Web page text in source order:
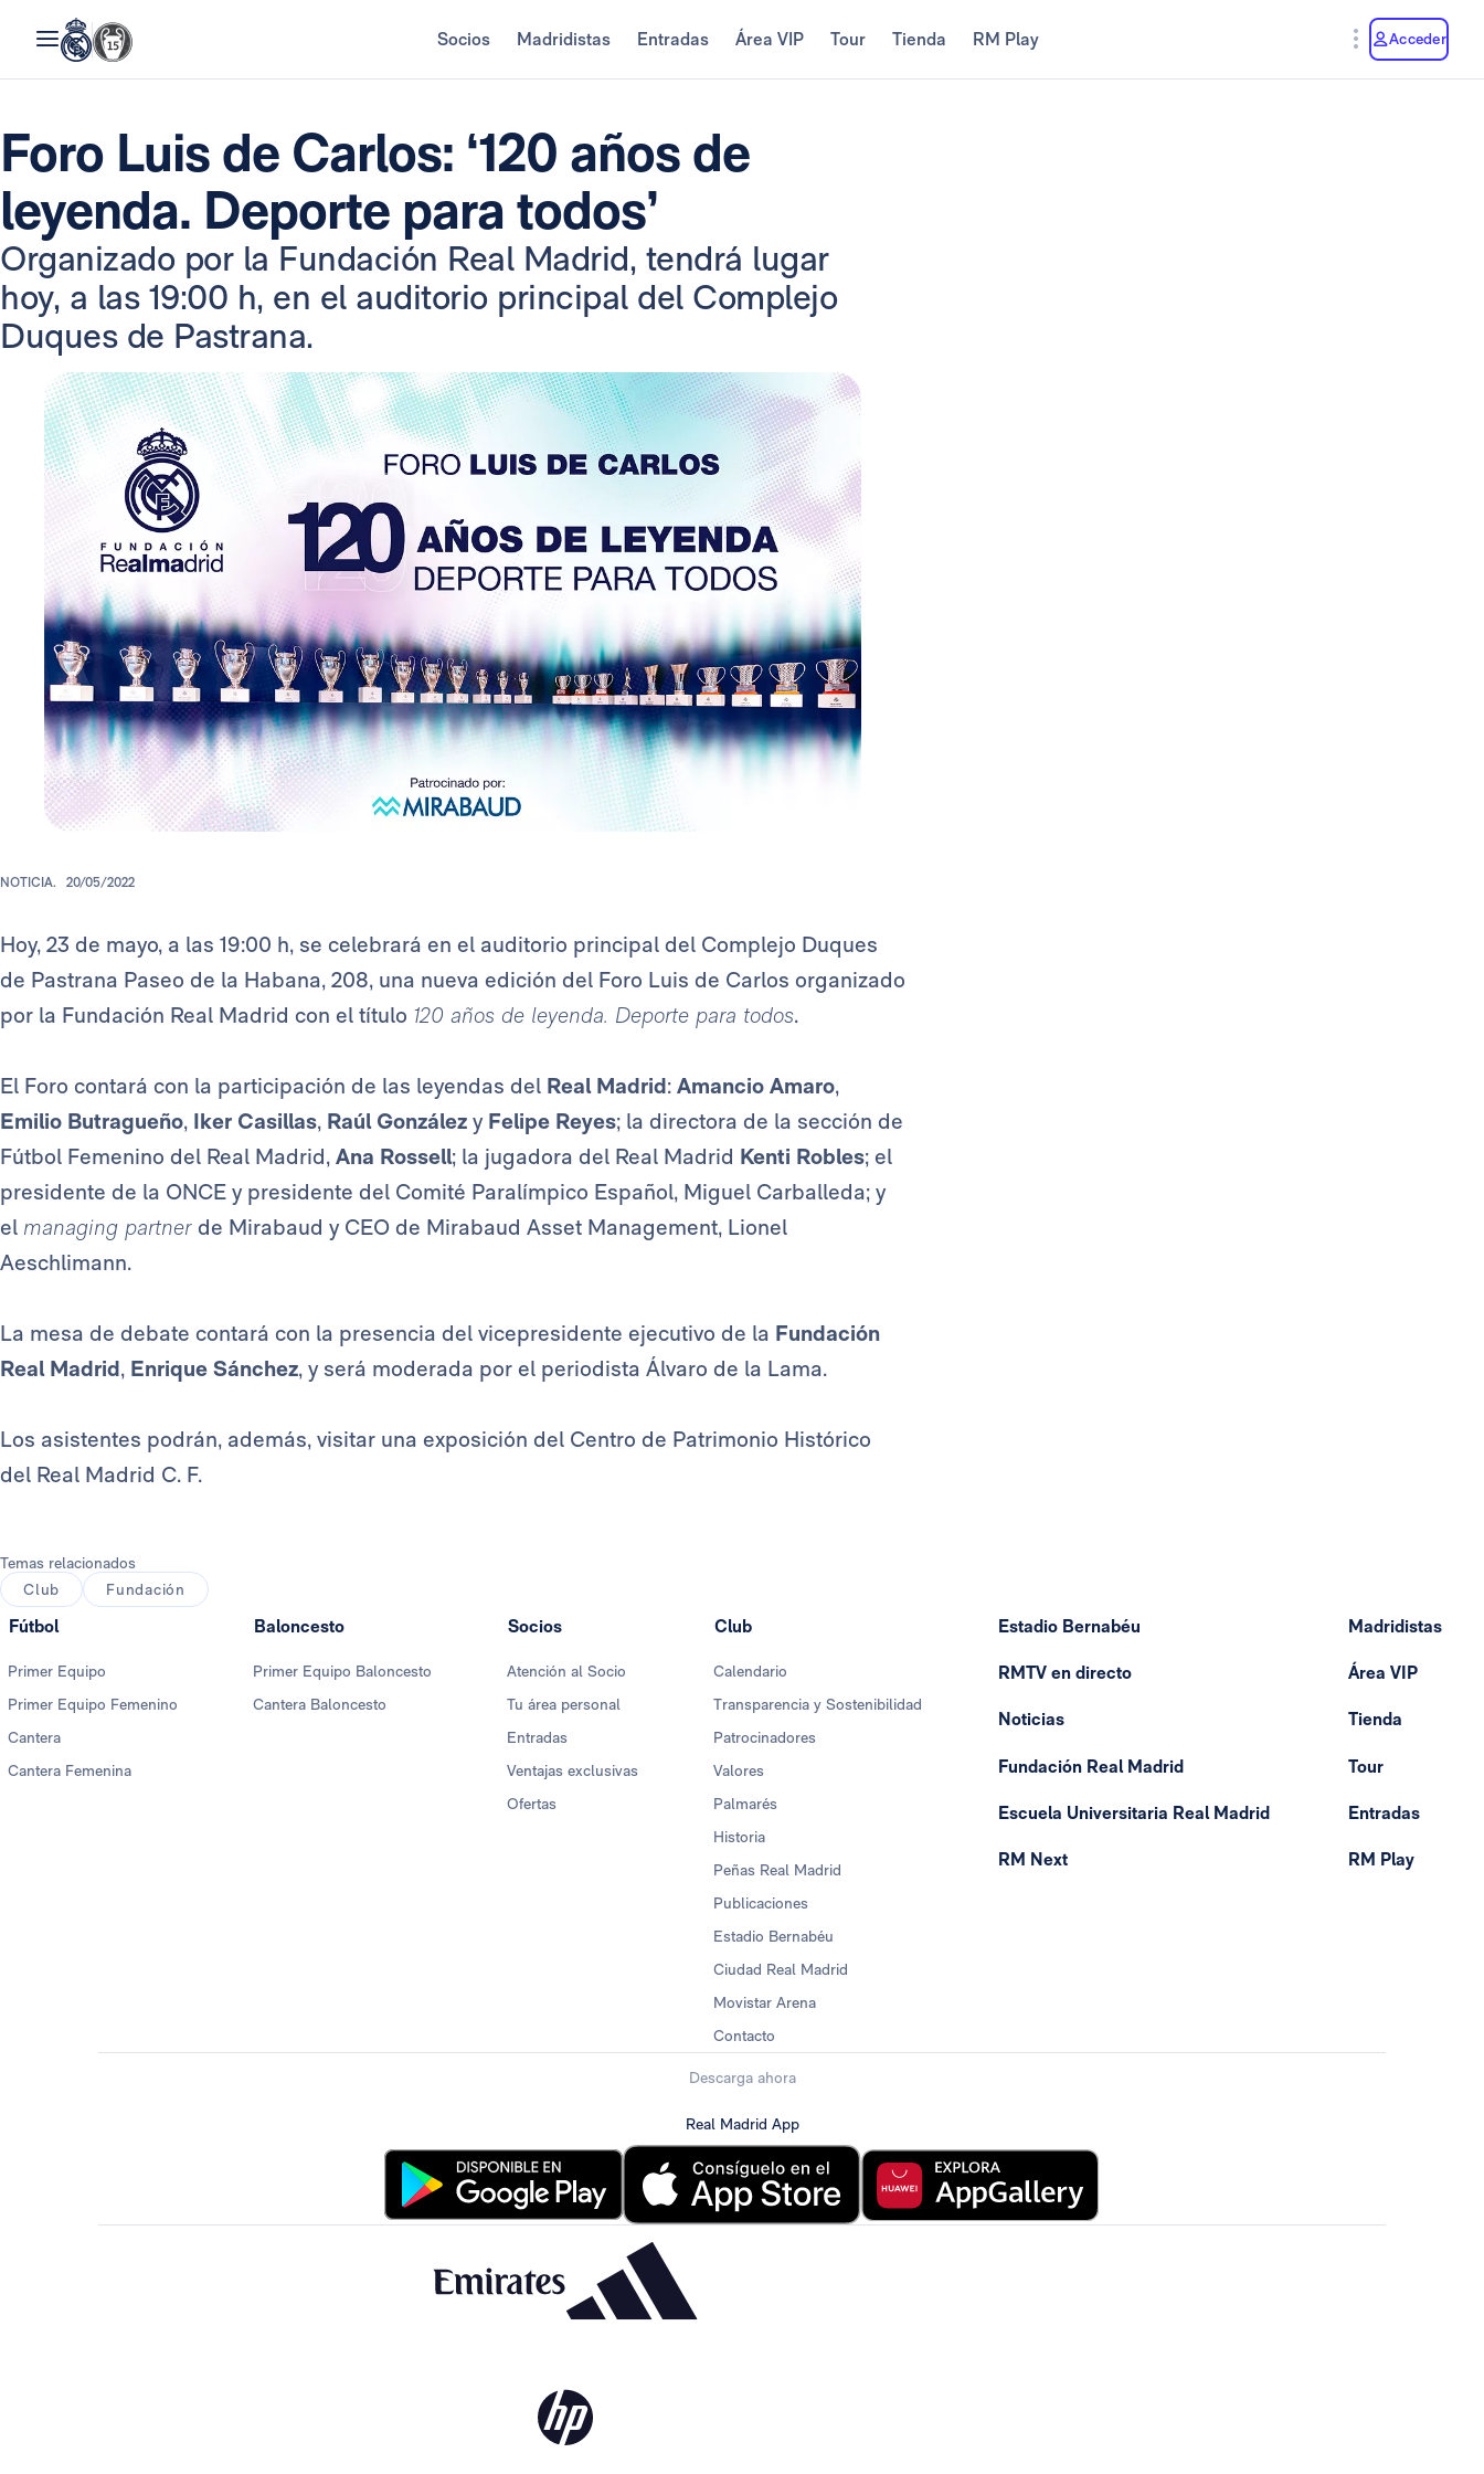
Socios Madridistas Entradas Área VIP Tour Tienda RM Play Acceder
Foro Luis de Carlos: ‘120 años de
leyenda. Deporte para todos’
Organizado por la Fundación Real Madrid, tendrá lugar
hoy, a las 19:00 h, en el auditorio principal del Complejo
Duques de Pastrana.
NOTICIA. 20/05/2022
Hoy, 23 de mayo, a las 19:00 h, se celebrará en el auditorio principal del Complejo Duques
de Pastrana Paseo de la Habana, 208, una nueva edición del Foro Luis de Carlos organizado
por la Fundación Real Madrid con el título 120 años de leyenda. Deporte para todos.
El Foro contará con la participación de las leyendas del Real Madrid: Amancio Amaro,
Emilio Butragueño, Iker Casillas, Raúl González y Felipe Reyes; la directora de la sección de
Fútbol Femenino del Real Madrid, Ana Rossell; la jugadora del Real Madrid Kenti Robles; el
presidente de la ONCE y presidente del Comité Paralímpico Español, Miguel Carballeda; y
el managing partner de Mirabaud y CEO de Mirabaud Asset Management, Lionel
Aeschlimann.
La mesa de debate contará con la presencia del vicepresidente ejecutivo de la Fundación
Real Madrid, Enrique Sánchez, y será moderada por el periodista Álvaro de la Lama.
Los asistentes podrán, además, visitar una exposición del Centro de Patrimonio Histórico
del Real Madrid C. F.
Temas relacionados
Club
Fundación
Fútbol
Primer Equipo
Primer Equipo Femenino
Cantera
Cantera Femenina
Baloncesto
Primer Equipo Baloncesto
Cantera Baloncesto
Socios
Atención al Socio
Tu área personal
Entradas
Ventajas exclusivas
Ofertas
Club
Calendario
Transparencia y Sostenibilidad
Patrocinadores
Valores
Palmarés
Historia
Peñas Real Madrid
Publicaciones
Estadio Bernabéu
Ciudad Real Madrid
Movistar Arena
Contacto
Estadio Bernabéu
RMTV en directo
Noticias
Fundación Real Madrid
Escuela Universitaria Real Madrid
RM Next
Madridistas
Área VIP
Tienda
Tour
Entradas
RM Play
Descarga ahora
Real Madrid App